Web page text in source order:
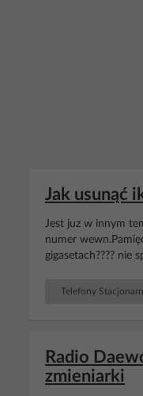
Jak usunąć
Jest juz w innym
numer
gigasetach???? nie
Telefony
Radio
zmieniarki